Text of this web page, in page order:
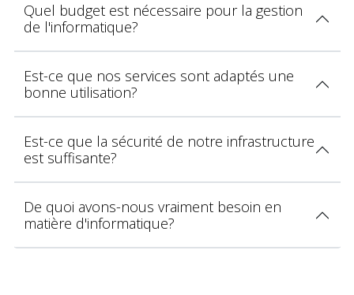
Quel budget est nécessaire pour la gestion
de l'informatique?
Est-ce que nos services sont adaptés une
bonne utilisation?
Est-ce que la sécurité de notre infrastructure
est suffisante?
De quoi avons-nous vraiment besoin en
matière d'informatique?